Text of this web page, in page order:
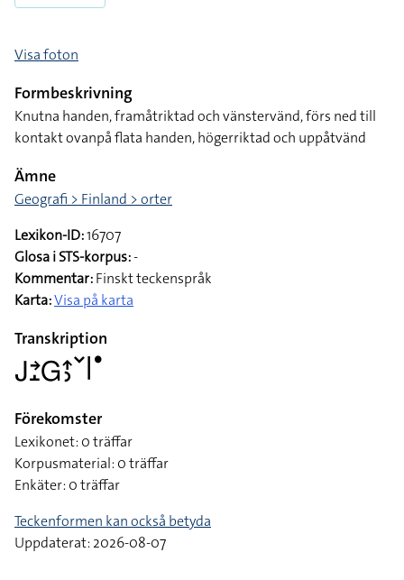
Visa foton
Formbeskrivning
Knutna handen, framåtriktad och vänstervänd, förs ned till
kontakt ovanpå flata handen, högerriktad och uppåtvänd
Ämne
Geografi > Finland > orter
Lexikon-ID:16707
Glosa i STS-korpus:-
Kommentar:Finskt teckenspråk
Karta:Visa på karta
Transkription
􌤢􌥔􌤸􌤦􌤴􌤶􌥧􌥼􌤟
Förekomster
Lexikonet: 0 träffar
Korpusmaterial: 0 träffar
Enkäter: 0 träffar
Teckenformen kan också betyda
Uppdaterat: 2026-08-07